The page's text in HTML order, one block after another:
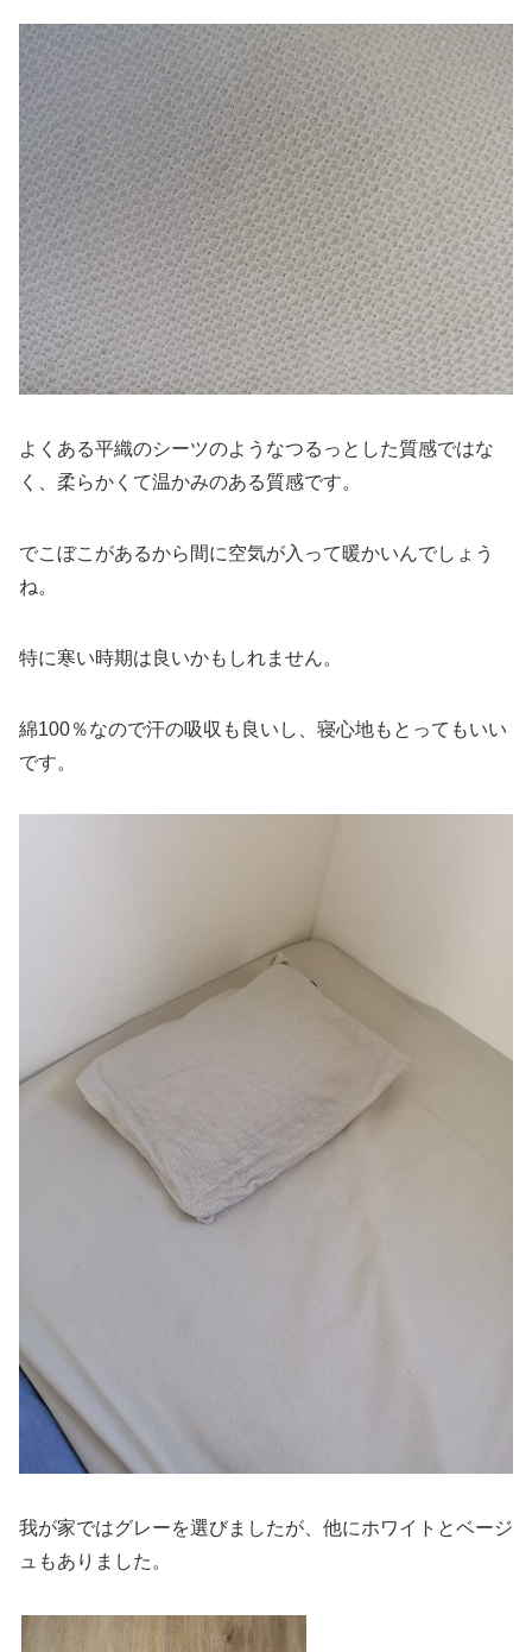
よくある平織のシーツのようなつるっとした質感ではな
く、柔らかくて温かみのある質感です。
でこぼこがあるから間に空気が入って暖かいんでしょう
ね。
特に寒い時期は良いかもしれません。
綿100％なので汗の吸収も良いし、寝心地もとってもいい
です。
我が家ではグレーを選びましたが、他にホワイトとベージ
ュもありました。